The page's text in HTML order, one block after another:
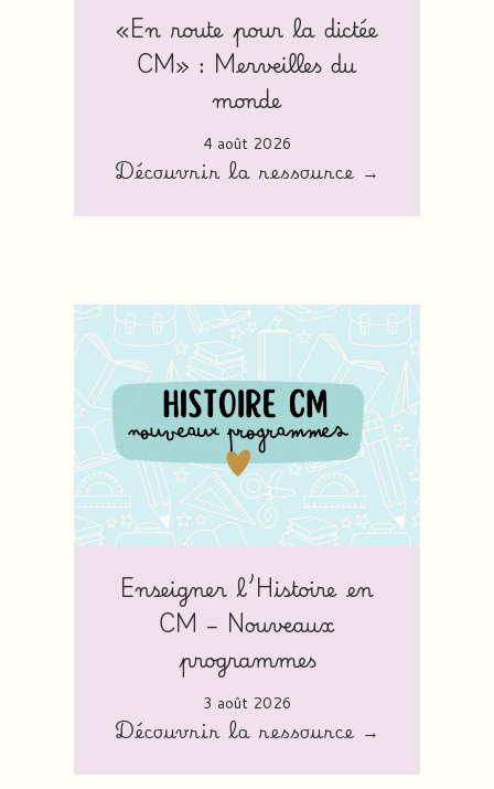
«En route pour la dictée
CM» : Merveilles du
monde
4 août 2026
Découvrir la ressource →
Enseigner l’Histoire en
CM – Nouveaux
programmes
3 août 2026
Découvrir la ressource →